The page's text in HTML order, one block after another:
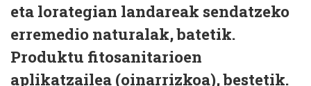
eta lorategian landareak sendatzeko
erremedio naturalak, batetik.
Produktu fitosanitarioen
aplikatzailea (oinarrizkoa), bestetik.